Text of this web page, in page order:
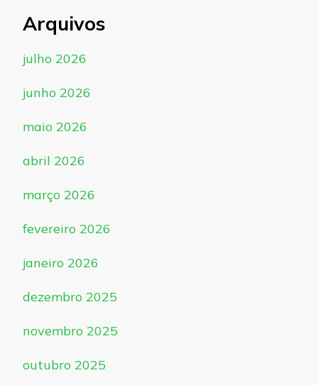
Arquivos
julho 2026
junho 2026
maio 2026
abril 2026
março 2026
fevereiro 2026
janeiro 2026
dezembro 2025
novembro 2025
outubro 2025